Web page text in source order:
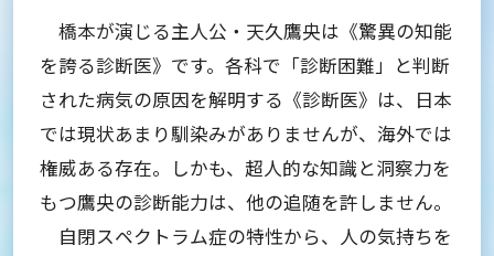
橋本が演じる主人公・天久鷹央は《驚異の知能
を誇る診断医》です。各科で「診断困難」と判断
された病気の原因を解明する《診断医》は、日本
では現状あまり馴染みがありませんが、海外では
権威ある存在。しかも、超人的な知識と洞察力を
もつ鷹央の診断能力は、他の追随を許しません。
自閉スペクトラム症の特性から、人の気持ちを